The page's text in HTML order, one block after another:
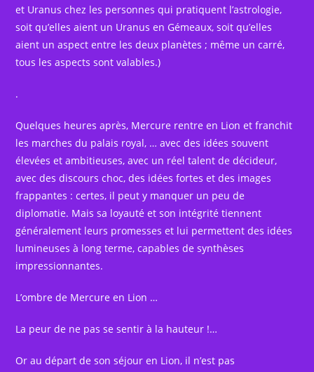
et Uranus chez les personnes qui pratiquent l’astrologie,
soit qu’elles aient un Uranus en Gémeaux, soit qu’elles
aient un aspect entre les deux planètes ; même un carré,
tous les aspects sont valables.)
.
Quelques heures après, Mercure rentre en Lion et franchit
les marches du palais royal, … avec des idées souvent
élevées et ambitieuses, avec un réel talent de décideur,
avec des discours choc, des idées fortes et des images
frappantes : certes, il peut y manquer un peu de
diplomatie. Mais sa loyauté et son intégrité tiennent
généralement leurs promesses et lui permettent des idées
lumineuses à long terme, capables de synthèses
impressionnantes.
L’ombre de Mercure en Lion …
La peur de ne pas se sentir à la hauteur !…
Or au départ de son séjour en Lion, il n’est pas